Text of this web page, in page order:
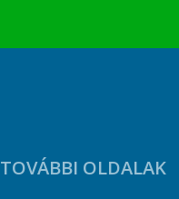
TOVÁBBI OLDALAK